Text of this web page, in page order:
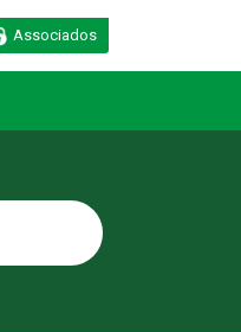
Associados